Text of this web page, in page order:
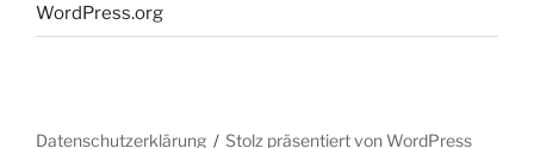
WordPress.org
Datenschutzerklärung Stolz präsentiert von WordPress